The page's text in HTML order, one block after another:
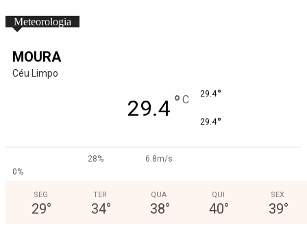
Meteorologia
MOURA
Céu Limpo
29.4 ° C 29.4°
29.4°
28%
6.8m/s
0%
SEG
29°
TER
34°
QUA
38°
QUI
40°
SEX
39°